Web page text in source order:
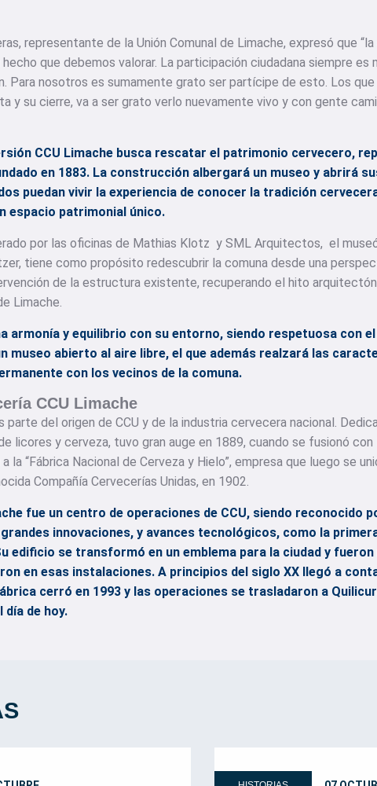
representante de la Unión Comunal de Limache, expresó que
que debemos valorar. La participación ciudadana siempre
Para nosotros es sumamente grato ser partícipe de esto. Los
y su cierre, va a ser grato verlo nuevamente vivo y con gente
CCU Limache busca rescatar el patrimonio cervecero,
en 1883. La construcción albergará un museo y abrirá
puedan vivir la experiencia de conocer la tradición
espacio patrimonial único.
por las oficinas de Mathias Klotz y SML Arquitectos, el
tiene como propósito redescubrir la comuna desde una
de la estructura existente, recuperando el hito
Limache.
armonía y equilibrio con su entorno, siendo respetuosa con
museo abierto al aire libre, el que además realzará las
con los vecinos de la comuna.
CCU Limache
parte del origen de CCU y de la industria cervecera nacional.
licores y cerveza, tuvo gran auge en 1889, cuando se fusionó
la “Fábrica Nacional de Cerveza y Hielo”, empresa que luego se
Compañía Cervecerías Unidas, en 1902.
fue un centro de operaciones de CCU, siendo reconocido
innovaciones, y avances tecnológicos, como la
edificio se transformó en un emblema para la ciudad y
en esas instalaciones. A principios del siglo XX llegó a
cerró en 1993 y las operaciones se trasladaron a
día de hoy.